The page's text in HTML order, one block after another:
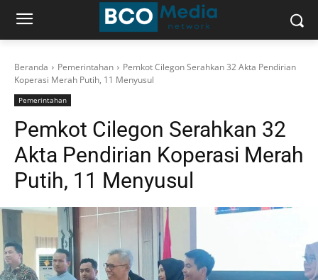
Beranda Pemerintahan
Pemkot Cilegon Serahkan 32 Akta Pendirian
Koperasi Merah Putih, 11 Menyusul
Pemerintahan
Pemkot Cilegon Serahkan 32
Akta Pendirian Koperasi Merah
Putih, 11 Menyusul